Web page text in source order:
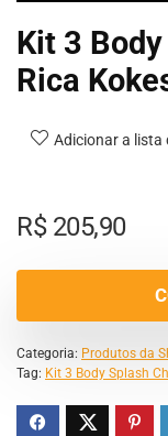
Kit 3
Rica
Adicionar a lista
R$205,90
Categoria: Produtos da
Tag: Kit 3 Body Splash